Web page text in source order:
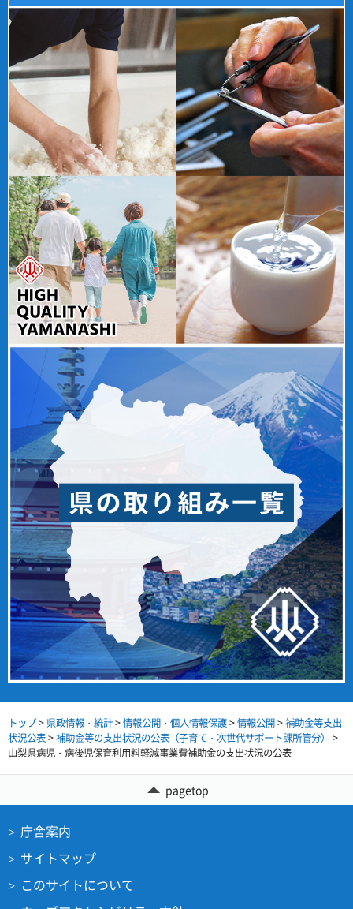
トップ> 県政情報・統計>情報公開・個人情報保護>情報公開>補助金等支出
状況公表>補助金等の支出状況の公表（子育て・次世代サポート課所管分）
>
山梨県病児・病後児保育利用料軽減事業費補助金の支出状況の公表
pagetop
庁舎案内
サイトマップ
このサイトについて